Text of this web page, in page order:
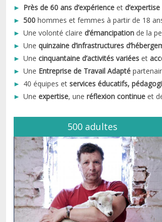
Près de 60 ans d’expérience et d’expertise
500 hommes et femmes à partir de 18
Une volonté claire d’émancipation de la
Une quinzaine d’infrastructures
Une cinquantaine d’activités variées et
Une Entreprise de Travail Adapté
40 équipes et services éducatifs,
Une expertise, une réflexion continue et
500 adultes